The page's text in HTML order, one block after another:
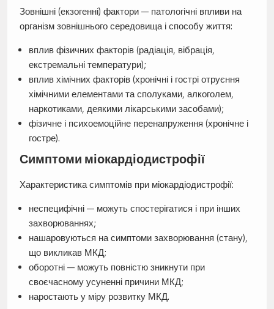
Зовнішні (екзогенні) фактори — патологічні впливи на
організм зовнішнього середовища і способу життя:
вплив фізичних факторів (радіація, вібрація,
екстремальні температури);
вплив хімічних факторів (хронічні і гострі отруєння
хімічними елементами та сполуками, алкоголем,
наркотиками, деякими лікарськими засобами);
фізичне і психоемоційне перенапруження (хронічне і
гостре).
Симптоми міокардіодистрофії
Характеристика симптомів при міокардіодистрофії:
неспецифічні — можуть спостерігатися і при інших
захворюваннях;
нашаровуються на симптоми захворювання (стану),
що викликав МКД;
оборотні — можуть повністю зникнути при
своєчасному усуненні причини МКД;
наростають у міру розвитку МКД.